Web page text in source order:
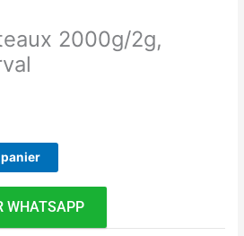
2000g/2g,
WHATSAPP